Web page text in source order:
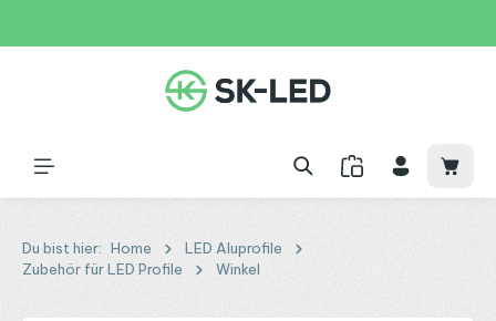
Du bist hier: Home
LED Aluprofile
Zubehör für LED Profile
Winkel